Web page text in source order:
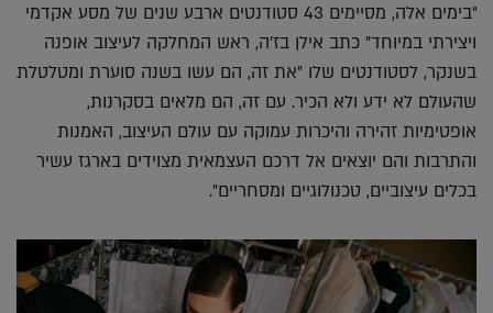
"בימים אלה, מסיימים 43 סטודנטים ארבע שנים של מסע אקדמי
ויצירתי במיוחד" כתב אילן בז'ה, ראש המחלקה לעיצוב אופנה
בשנקר, לסטודנטים שלו "את זה, הם עשו בשנה סוערת ומטלטלת
שהעולם לא ידע ולא הכיר. עם זה, הם מלאים בסקרנות,
אופטימיות זהירה והיכרות עמוקה עם עולם העיצוב, האמנות
והתרבות והם יוצאים אל דרכם העצמאית מצוידים בארגז עשיר
בכלים עיצוביים, טכנולוגיים ומסחריים".